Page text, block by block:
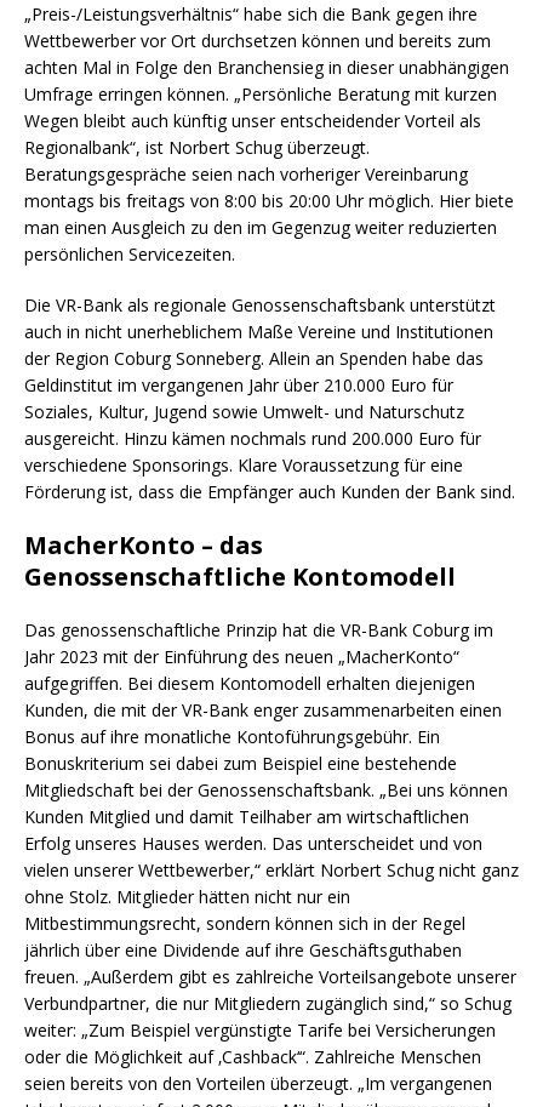
„Preis-/Leistungsverhältnis“ habe sich die Bank gegen ihre
Wettbewerber vor Ort durchsetzen können und bereits zum
achten Mal in Folge den Branchensieg in dieser unabhängigen
Umfrage erringen können. „Persönliche Beratung mit kurzen
Wegen bleibt auch künftig unser entscheidender Vorteil als
Regionalbank“, ist Norbert Schug überzeugt.
Beratungsgespräche seien nach vorheriger Vereinbarung
montags bis freitags von 8:00 bis 20:00 Uhr möglich. Hier biete
man einen Ausgleich zu den im Gegenzug weiter reduzierten
persönlichen Servicezeiten.
Die VR-Bank als regionale Genossenschaftsbank unterstützt
auch in nicht unerheblichem Maße Vereine und Institutionen
der Region Coburg Sonneberg. Allein an Spenden habe das
Geldinstitut im vergangenen Jahr über 210.000 Euro für
Soziales, Kultur, Jugend sowie Umwelt- und Naturschutz
ausgereicht. Hinzu kämen nochmals rund 200.000 Euro für
verschiedene Sponsorings. Klare Voraussetzung für eine
Förderung ist, dass die Empfänger auch Kunden der Bank sind.
MacherKonto – das
Genossenschaftliche Kontomodell
Das genossenschaftliche Prinzip hat die VR-Bank Coburg im
Jahr 2023 mit der Einführung des neuen „MacherKonto“
aufgegriffen. Bei diesem Kontomodell erhalten diejenigen
Kunden, die mit der VR-Bank enger zusammenarbeiten einen
Bonus auf ihre monatliche Kontoführungsgebühr. Ein
Bonuskriterium sei dabei zum Beispiel eine bestehende
Mitgliedschaft bei der Genossenschaftsbank. „Bei uns können
Kunden Mitglied und damit Teilhaber am wirtschaftlichen
Erfolg unseres Hauses werden. Das unterscheidet und von
vielen unserer Wettbewerber,“ erklärt Norbert Schug nicht ganz
ohne Stolz. Mitglieder hätten nicht nur ein
Mitbestimmungsrecht, sondern können sich in der Regel
jährlich über eine Dividende auf ihre Geschäftsguthaben
freuen. „Außerdem gibt es zahlreiche Vorteilsangebote unserer
Verbundpartner, die nur Mitgliedern zugänglich sind,“ so Schug
weiter: „Zum Beispiel vergünstigte Tarife bei Versicherungen
oder die Möglichkeit auf ‚Cashback‘“. Zahlreiche Menschen
seien bereits von den Vorteilen überzeugt. „Im vergangenen